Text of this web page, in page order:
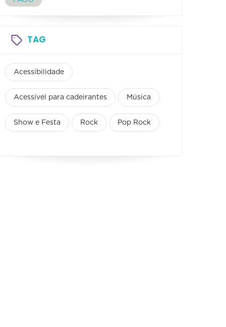
TAG
Acessibilidade
Acessível para cadeirantes Música
Show e Festa Rock Pop Rock